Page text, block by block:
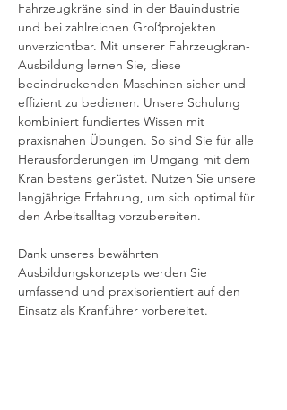
Fahrzeugkräne sind in der Bauindustrie
und bei zahlreichen Großprojekten
unverzichtbar. Mit unserer Fahrzeugkran-
Ausbildung lernen Sie, diese
beeindruckenden Maschinen sicher und
effizient zu bedienen. Unsere Schulung
kombiniert fundiertes Wissen mit
praxisnahen Übungen. So sind Sie für alle
Herausforderungen im Umgang mit dem
Kran bestens gerüstet. Nutzen Sie unsere
langjährige Erfahrung, um sich optimal für
den Arbeitsalltag vorzubereiten.
Dank unseres bewährten
Ausbildungskonzepts werden Sie
umfassend und praxisorientiert auf den
Einsatz als Kranführer vorbereitet.